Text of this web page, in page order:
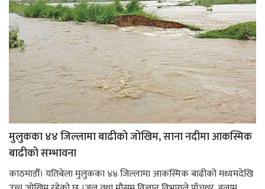
मुलुकका ४४ जिल्लामा बाढीको जोखिम, साना नदीमा आकस्मिक
बाढीको सम्भावना
काठमाडौँ। यतिबेला मुलुकका ४४ जिल्लामा आकस्मिक बाढीको मध्यमदेखि